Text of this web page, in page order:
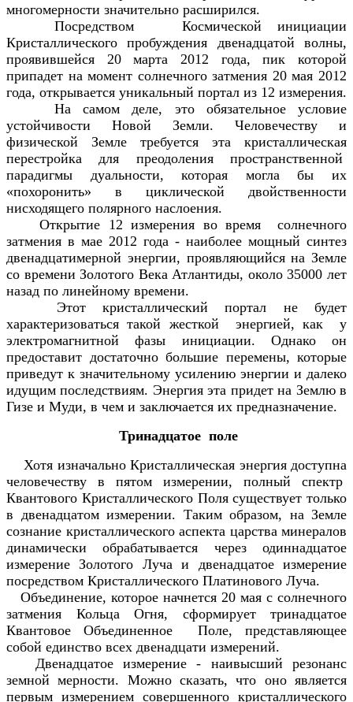
многомерности значительно расширился.
Посредством Космической инициации
Кристаллического пробуждения двенадцатой волны,
проявившейся 20 марта 2012 года, пик которой
припадет на момент солнечного затмения 20 мая 2012
года, открывается уникальный портал из 12 измерения.
На самом деле, это обязательное условие
устойчивости Новой Земли. Человечеству и
физической Земле требуется эта кристаллическая
перестройка для преодоления пространственной
парадигмы дуальности, которая могла бы их
«похоронить» в циклической двойственности
нисходящего полярного наслоения.
Открытие 12 измерения во время солнечного
затмения в мае 2012 года - наиболее мощный синтез
двенадцатимерной энергии, проявляющийся на Земле
со времени Золотого Века Атлантиды, около 35000 лет
назад по линейному времени.
Этот кристаллический портал не будет
характеризоваться такой жесткой энергией, как у
электромагнитной фазы инициации. Однако он
предоставит достаточно большие перемены, которые
приведут к значительному усилению энергии и далеко
идущим последствиям. Энергия эта придет на Землю в
Гизе и Mуди, в чем и заключается их предназначение.
Тринадцатое поле
Хотя изначально Кристаллическая энергия доступна
человечеству в пятом измерении, полный спектр
Квантового Кристаллического Поля существует только
в двенадцатом измерении. Таким образом, на Земле
сознание кристаллического аспекта царства минералов
динамически обрабатывается через одиннадцатое
измерение Золотого Луча и двенадцатое измерение
посредством Кристаллического Платинового Луча.
Объединение, которое начнется 20 мая с солнечного
затмения Кольца Огня, сформирует тринадцатое
Квантовое Объединенное Поле, представляющее
собой единство всех двенадцати измерений.
Двенадцатое измерение - наивысший резонанс
земной мерности. Можно сказать, что оно является
первым измерением совершенного кристаллического